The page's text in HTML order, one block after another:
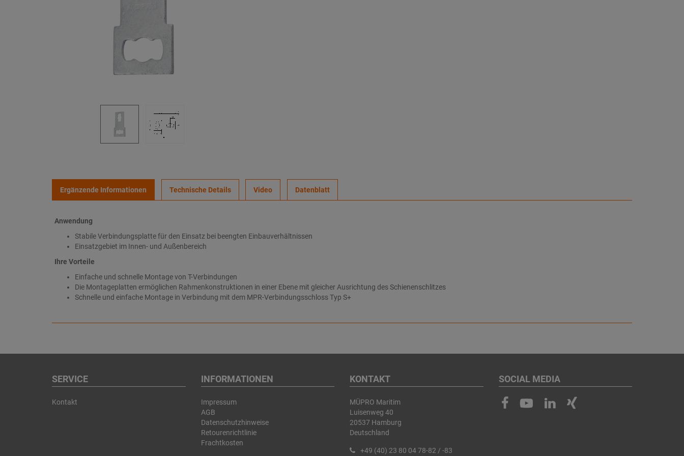
Ergänzende Informationen Technische Details Video Datenblatt
Anwendung
Stabile Verbindungsplatte für den Einsatz bei beengten Einbauverhältnissen
Einsatzgebiet im Innen- und Außenbereich
Ihre Vorteile
Einfache und schnelle Montage von T-Verbindungen
Die Montageplatten ermöglichen Rahmenkonstruktionen in einer Ebene mit gleicher Ausrichtung des Schienenschlitzes
Schnelle und einfache Montage in Verbindung mit dem MPR-Verbindungsschloss Typ S+
SERVICE
Kontakt
INFORMATIONEN
Impressum
AGB
Datenschutzhinweise
Retourenrichtlinie
Frachtkosten
KONTAKT
MÜPRO Maritim
Luisenweg 40
20537 Hamburg
Deutschland
+49 (40) 23 80 04 78-82 / -83
SOCIAL MEDIA